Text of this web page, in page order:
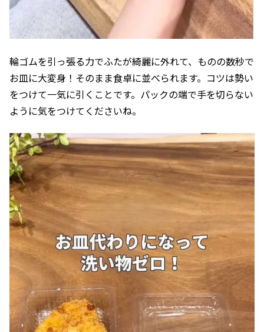
輪ゴムを引っ張る力でふたが綺麗に外れて、ものの数秒で
お皿に大変身！そのまま食卓に並べられます。コツは勢い
をつけて一気に引くことです。パックの端で手を切らない
ように気をつけてくださいね。